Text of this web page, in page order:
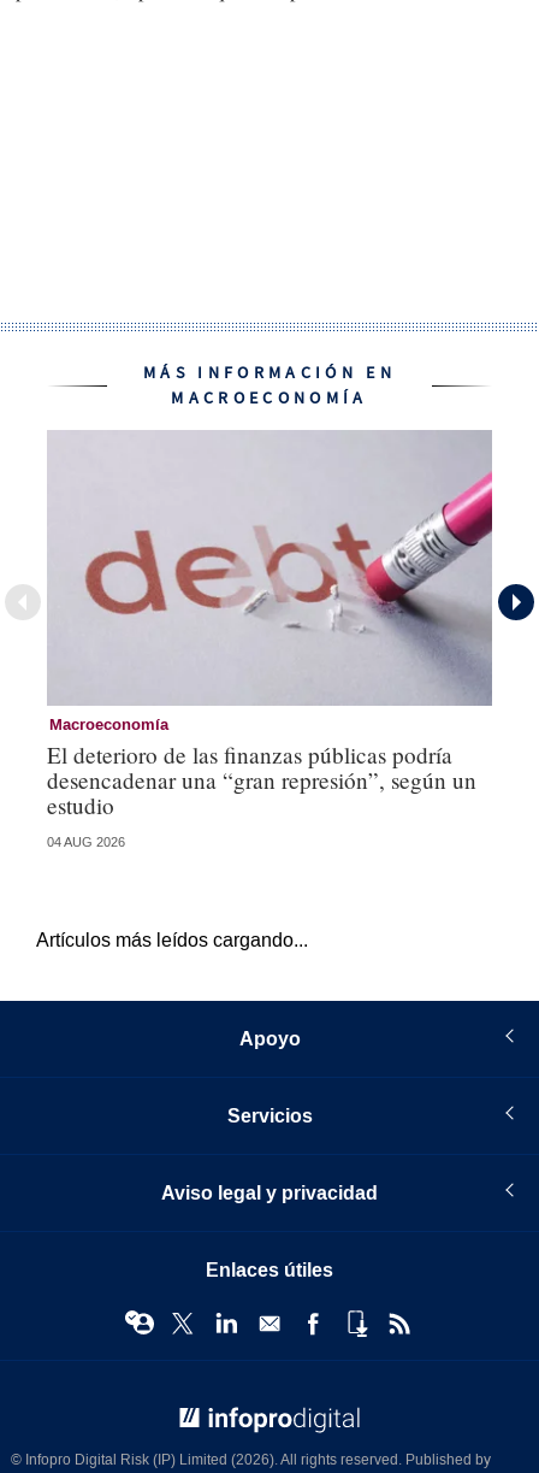
MÁS INFORMACIÓN EN
MACROECONOMÍA
Macroeconomía
El deterioro de las finanzas públicas podría
desencadenar una “gran represión”, según un
estudio
04 AUG 2026
Artículos más leídos cargando...
Apoyo
Servicios
Aviso legal y privacidad
Enlaces útiles
© Infopro Digital Risk (IP) Limited (2026). All rights reserved. Published by